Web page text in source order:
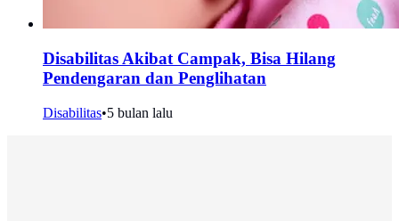
Disabilitas Akibat Campak, Bisa Hilang
Pendengaran dan Penglihatan
Disabilitas•5 bulan lalu